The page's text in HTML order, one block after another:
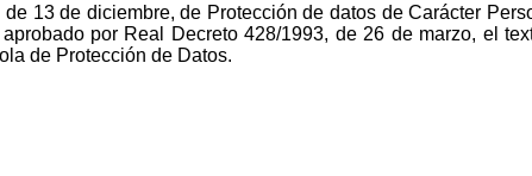
13 de diciembre, de Protección de datos de Carácter
por Real Decreto 428/1993, de 26 de marzo, el
de Protección de Datos.